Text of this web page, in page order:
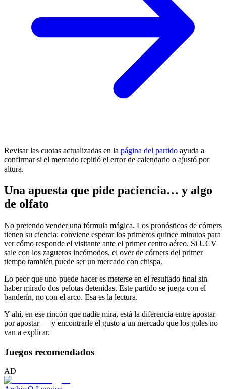
Revisar las cuotas actualizadas en la página del partido ayuda a
confirmar si el mercado repitió el error de calendario o ajustó por
altura.
Una apuesta que pide paciencia… y algo
de olfato
No pretendo vender una fórmula mágica. Los pronósticos de córners
tienen su ciencia: conviene esperar los primeros quince minutos para
ver cómo responde el visitante ante el primer centro aéreo. Si UCV
sale con los zagueros incómodos, el over de córners del primer
tiempo también puede ser un mercado con chispa.
Lo peor que uno puede hacer es meterse en el resultado ﬁnal sin
haber mirado dos pelotas detenidas. Este partido se juega con el
banderín, no con el arco. Esa es la lectura.
Y ahí, en ese rincón que nadie mira, está la diferencia entre apostar
por apostar — y encontrarle el gusto a un mercado que los goles no
van a explicar.
Juegos recomendados
AD